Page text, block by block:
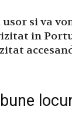
si va
in